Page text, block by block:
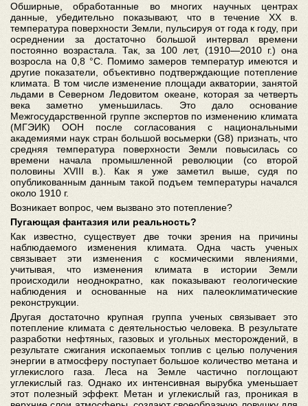
Обширные, обработанные во многих научных центрах
данные, убедительно показывают, что в течение XX в.
температура поверхности Земли, пульсируя от года к году, при
осреднении за достаточно большой интервал времени
постоянно возрастала. Так, за 100 лет, (1910—2010 г.) она
возросла на 0,8 °C. Помимо замеров температур имеются и
другие показатели, объективно подтверждающие потепление
климата. В том числе изменение площади акватории, занятой
льдами в Северном Ледовитом океане, которая за четверть
века заметно уменьшилась. Это дало основание
Межгосударственной группе экспертов по изменению климата
(МГЭИК) ООН после согласования с национальными
академиями наук стран большой восьмерки (G8) признать, что
средняя температура поверхности Земли повысилась со
времени начала промышленной революции (со второй
половины XVIII в.). Как я уже заметил выше, судя по
опубликованным данным такой подъем температуры начался
около 1910 г.
Возникает вопрос, чем вызвано это потепление?
Пугающая фантазия или реальность?
Как известно, существует две точки зрения на причины
наблюдаемого изменения климата. Одна часть ученых
связывает эти изменения с космическими явлениями,
учитывая, что изменения климата в истории Земли
происходили неоднократно, как показывают геологические
наблюдения и основанные на них палеоклиматические
реконструкции.
Другая достаточно крупная группа ученых связывает это
потепление климата с деятельностью человека. В результате
разработки нефтяных, газовых и угольных месторождений, в
результате сжигания ископаемых топлив с целью получения
энергии в атмосферу поступает большое количество метана и
углекислого газа. Леса на Земле частично поглощают
углекислый газ. Однако их интенсивная вырубка уменьшает
этот полезный эффект. Метан и углекислый газ, проникая в